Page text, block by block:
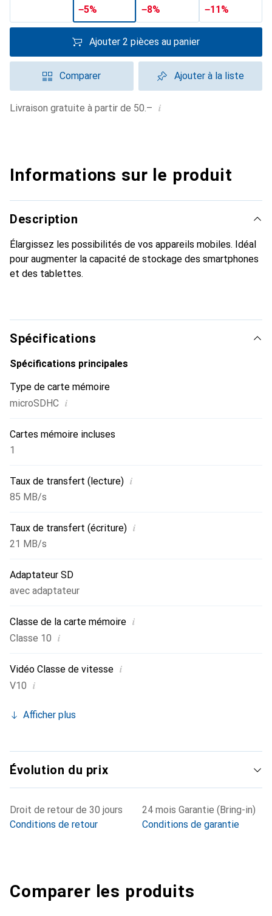
−5% −8% −11%
Ajouter 2 pièces au panier
Comparer Ajouter à la liste
Livraison gratuite à partir de 50.– i
Informations sur le produit
Description
Élargissez les possibilités de vos appareils mobiles. Idéal
pour augmenter la capacité de stockage des smartphones
et des tablettes.
Spécifications
Spécifications principales
Type de carte mémoire
microSDHC i
Cartes mémoire incluses
1
Taux de transfert (lecture) i
85 MB/s
Taux de transfert (écriture) i
21 MB/s
Adaptateur SD
avec adaptateur
Classe de la carte mémoire i
Classe 10 i
Vidéo Classe de vitesse i
V10 i
Afficher plus
Évolution du prix
Droit de retour de 30 jours
Conditions de retour
24 mois Garantie (Bring-in)
Conditions de garantie
Comparer les produits